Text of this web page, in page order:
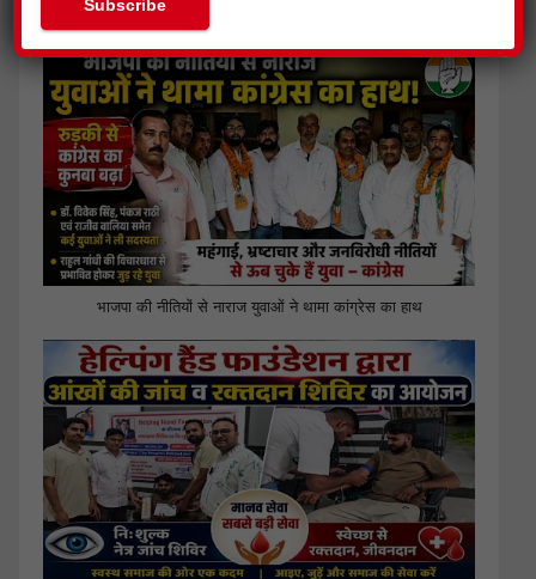
भाजपा की नीतियों से नाराज युवाओं ने थामा कांग्रेस का हाथ